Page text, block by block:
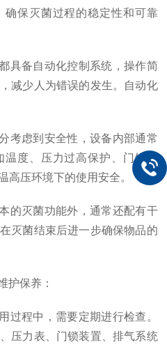
确保灭菌过程的稳定性和可靠
备自动化控制系统，操作简
减少人为错误的发生。自动化
虑到安全性，设备内部通常
度、压力过高保护、门锁保
高压环境下的使用安全。
灭菌功能外，通常还配有干
灭菌结束后进一步确保物品的
保养：
程中，需要定期进行检查。
压力表、门锁装置、排气系统